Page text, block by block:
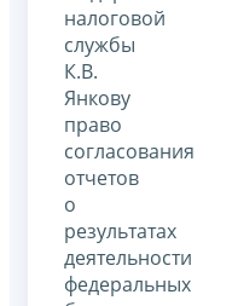
налоговой
службы
К.В.
Янкову
право
согласования
отчетов
о
результатах
деятельности
федеральных